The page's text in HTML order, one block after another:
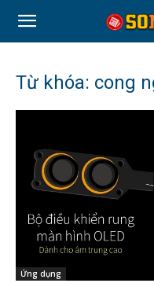
Từ khóa: cong
Ứng dụng